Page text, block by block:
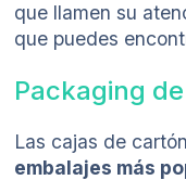
que llamen su
que puedes
Packaging
Las cajas de
embalajes más